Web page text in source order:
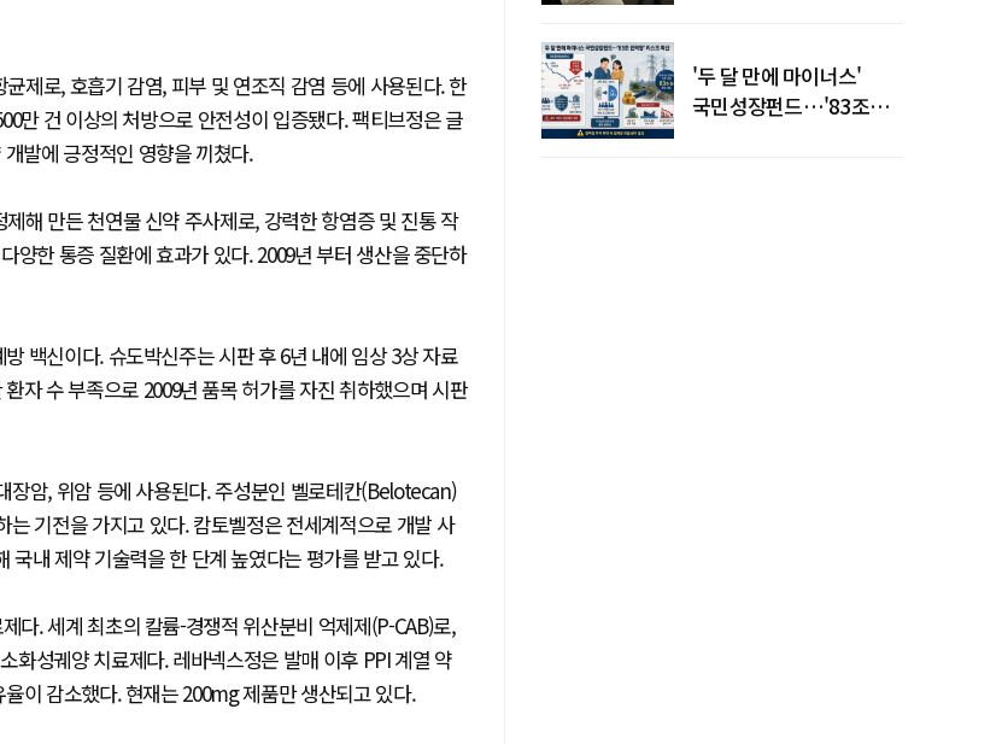
제로, 호흡기 감염, 피부 및 연조직 감염 등에 사용된다. 한
만 건 이상의 처방으로 안전성이 입증됐다. 팩티브정은 글
발에 긍정적인 영향을 끼쳤다.
해 만든 천연물 신약 주사제로, 강력한 항염증 및 진통 작
양한 통증 질환에 효과가 있다. 2009년 부터 생산을 중단하
백신이다. 슈도박신주는 시판 후 6년 내에 임상 3상 자료
자 수 부족으로 2009년 품목 허가를 자진 취하했으며 시판
장암, 위암 등에 사용된다. 주성분인 벨로테칸(Belotecan)
기전을 가지고 있다. 캄토벨정은 전세계적으로 개발 사
내 제약 기술력을 한 단계 높였다는 평가를 받고 있다.
다. 세계 최초의 칼륨-경쟁적 위산분비 억제제(P-CAB)로,
화성궤양 치료제다. 레바넥스정은 발매 이후 PPI 계열 약
이 감소했다. 현재는 200mg 제품만 생산되고 있다.
'두 달 만에 마이너스'
국민성장펀드…'83조